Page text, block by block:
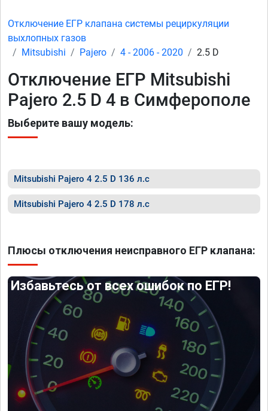
Отключение ЕГР клапана системы рециркуляции
выхлопных газов
Mitsubishi
Pajero 4 - 2006 - 2020 2.5 D
Отключение ЕГР Mitsubishi
Pajero 2.5 D 4 в Симферополе
Выберите вашу модель:
Mitsubishi Pajero 4 2.5 D 136 л.с
Mitsubishi Pajero 4 2.5 D 178 л.с
Плюсы отключения неисправного ЕГР клапана:
Избавьтесь от всех ошибок по ЕГР!